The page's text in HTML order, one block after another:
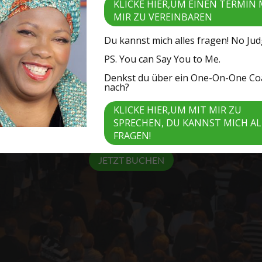
VOCAL
KEY NOTE SPEAKERIN
JETZT BUCHEN
KLICKE HIER,UM EINEN TERMIN
MIR ZU VEREINBAREN
Du kannst mich alles fragen! No
PS. You can Say You to Me.
Denkst du über ein One-On-One
nach?
KLICKE HIER,UM MIT MIR ZU
SPRECHEN, DU KANNST MICH
FRAGEN!